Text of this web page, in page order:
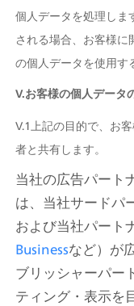
個人データを処理しま
される場合、お客様に
の個人データを使用す
V.お客様の個人データ
V.1上記の目的で、お
者と共有します。
当社の広告パート
は、当社サードパ
および当社パート
Businessなど）が
ブリッシャーパー
ティング・表示を